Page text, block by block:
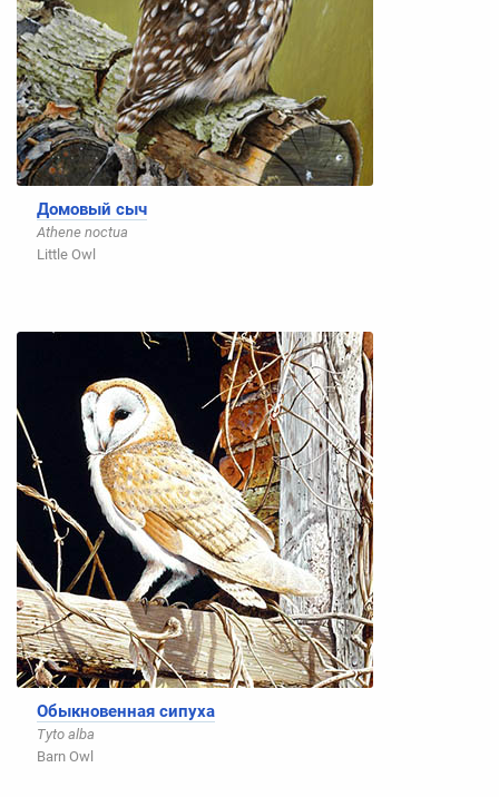
Домовый сыч
Athene noctua
Little Owl
Обыкновенная сипуха
Tyto alba
Barn Owl